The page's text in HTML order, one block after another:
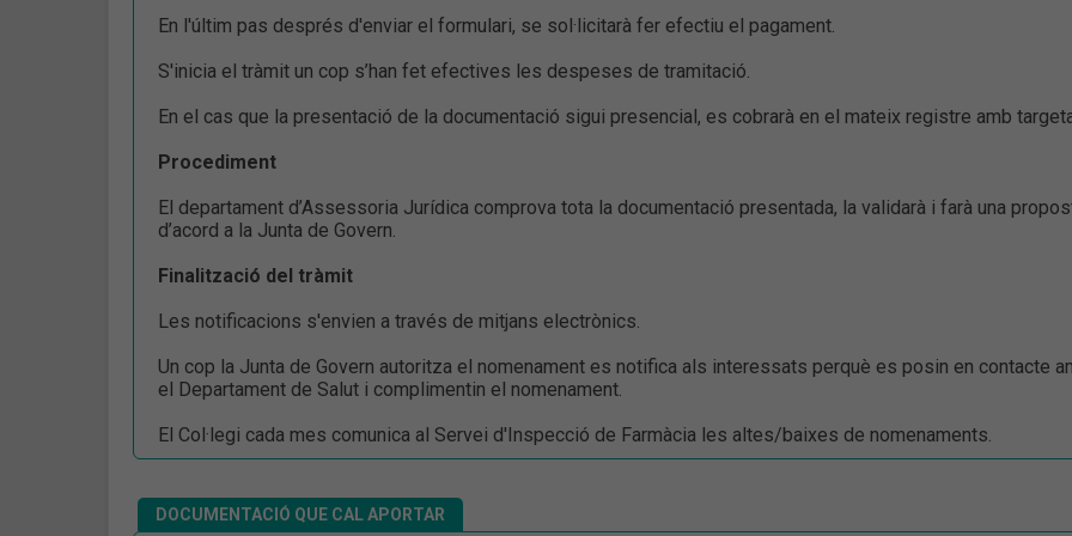
En l'últim pas després d'enviar el formulari, se sol·licitarà fer efectiu el pagament.
S'inicia el tràmit un cop s’han fet efectives les despeses de tramitació.
En el cas que la presentació de la documentació sigui presencial, es cobrarà en el mateix registre amb
Procediment
El departament d’Assessoria Jurídica comprova tota la documentació presentada, la validarà i farà una
d’acord a la Junta de Govern.
Finalització del tràmit
Les notificacions s'envien a través de mitjans electrònics.
Un cop la Junta de Govern autoritza el nomenament es notifica als interessats perquè es posin en contacte
el Departament de Salut i complimentin el nomenament.
El Col·legi cada mes comunica al Servei d'Inspecció de Farmàcia les altes/baixes de nomenaments.
DOCUMENTACIÓ QUE CAL APORTAR